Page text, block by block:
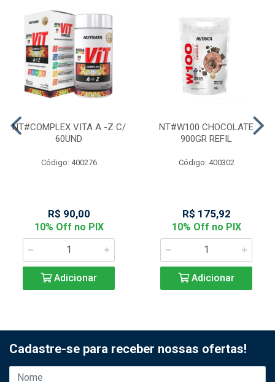
NT#COMPLEX VITA A -Z C/
60UND
Código: 400276
R$ 90,00
10% Off no PIX
Adicionar
NT#W100 CHOCOLATE
900GR REFIL
Código: 400302
R$ 175,92
10% Off no PIX
Adicionar
Cadastre-se para receber nossas ofertas!